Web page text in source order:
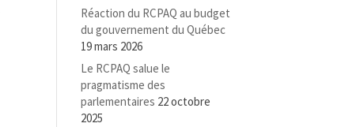
Réaction du RCPAQ au budget
du gouvernement du Québec
19 mars 2026
Le RCPAQ salue le
pragmatisme des
parlementaires 22 octobre
2025